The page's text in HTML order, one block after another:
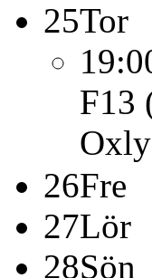
25Tor
F13
26Fre
27Lör
28Sön